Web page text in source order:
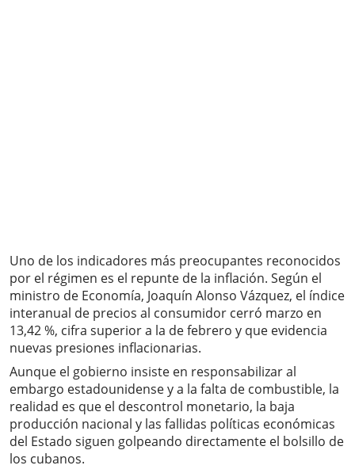
Uno de los indicadores más preocupantes reconocidos
por el régimen es el repunte de la inflación. Según el
ministro de Economía, Joaquín Alonso Vázquez, el índice
interanual de precios al consumidor cerró marzo en
13,42 %, cifra superior a la de febrero y que evidencia
nuevas presiones inflacionarias.
Aunque el gobierno insiste en responsabilizar al
embargo estadounidense y a la falta de combustible, la
realidad es que el descontrol monetario, la baja
producción nacional y las fallidas políticas económicas
del Estado siguen golpeando directamente el bolsillo de
los cubanos.